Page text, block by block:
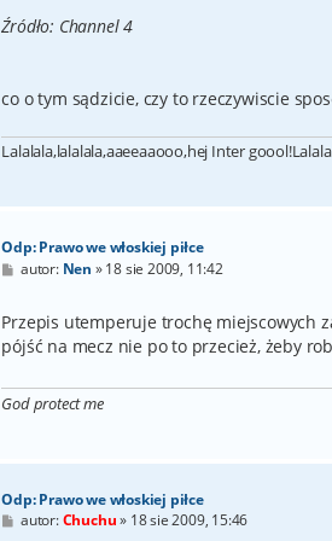
Źródło: Channel 4
co o tym sądzicie, czy to rzeczywiscie
Lalalala,lalalala,aaeeaaooo,hej Inter
Odp: Prawo we włoskiej piłce
P
t
autor: Nen »18 sie 2009, 11:42
Przepis utemperuje trochę miejscowych
pójść na mecz nie po to przecież, żeby
God protect me
Odp: Prawo we włoskiej piłce
Pautor:Chuchu» 18 sie 2009, 15:46